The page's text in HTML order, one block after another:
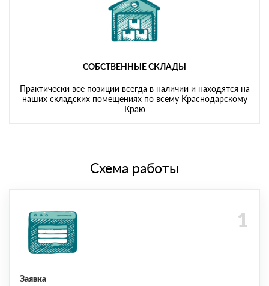
СОБСТВЕННЫЕ СКЛАДЫ
Практически все позиции всегда в наличии и находятся на
наших складских помещениях по всему Краснодарскому
Краю
Схема работы
Заявка